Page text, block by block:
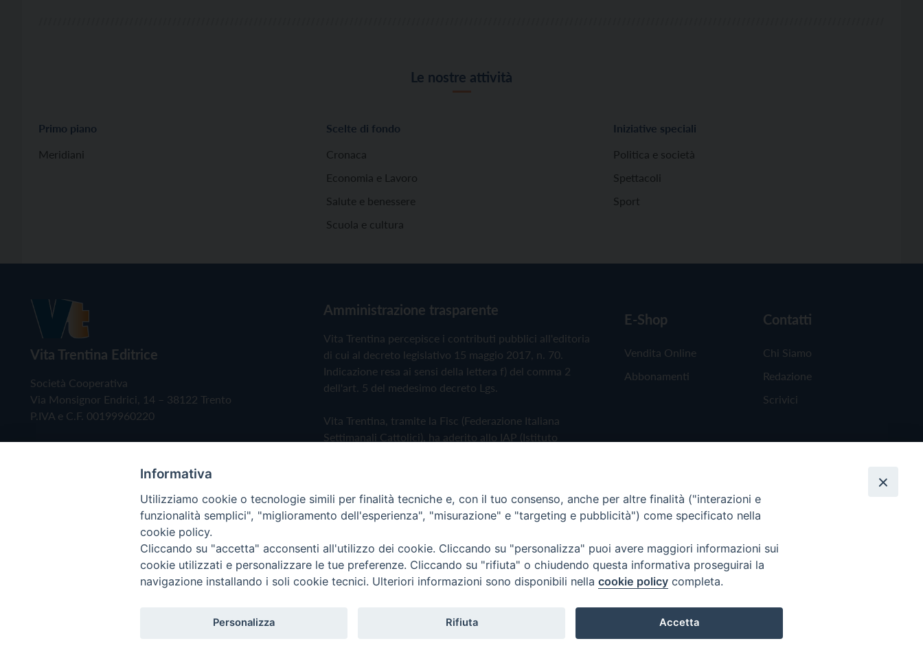
Le nostre attività
Primo piano
Meridiani
Scelte di fondo
Cronaca
Economia e Lavoro
Salute e benessere
Scuola e cultura
Iniziative speciali
Politica e società
Spettacoli
Sport
Vita Trentina Editrice
Società Cooperativa
Via Monsignor Endrici, 14 – 38122 Trento
P.IVA e C.F. 00199960220
Amministrazione trasparente
Vita Trentina percepisce i contributi pubblici all'editoria
di cui al decreto legislativo 15 maggio 2017, n. 70.
Indicazione resa ai sensi della lettera f) del comma 2
dell'art. 5 del medesimo decreto Lgs.
Vita Trentina, tramite la Fisc (Federazione Italiana
Settimanali Cattolici), ha aderito allo IAP (Istituto
Privacy Policy Cookie Policy
E-Shop
Vendita Online
Abbonamenti
Contatti
Chi Siamo
Redazione
Scrivici
Copyright © 2019 - Tutti i diritti riservati - Vita Trentina Editrice
Informativa
Utilizziamo cookie o tecnologie simili per finalità tecniche e, con il tuo consenso, anche per altre finalità ("interazioni e
funzionalità semplici", "miglioramento dell'esperienza", "misurazione" e "targeting e pubblicità") come specificato nella
cookie policy.
Cliccando su "accetta" acconsenti all'utilizzo dei cookie. Cliccando su "personalizza" puoi avere maggiori informazioni sui
cookie utilizzati e personalizzare le tue preferenze. Cliccando su "rifiuta" o chiudendo questa informativa proseguirai la
navigazione installando i soli cookie tecnici. Ulteriori informazioni sono disponibili nella cookie policy completa.
Personalizza Rifiuta Accetta